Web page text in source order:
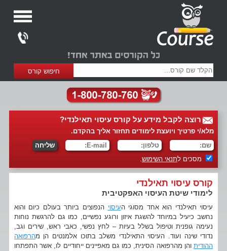
רוצה לקבל מידע על קורס עיסוי תאילנדי?
מלא/י פרטיך ויועצת לימודים תחזור אליך בהקדם.
מסכים לתנאי השימוש.
קורס עיסוי תאילנדי
לימודי שיטת העיסוי האפקטיבית
עיסוי תאילנדי הוא אחד מסוגי העיסוי הנפוצים ביותר בעולם כיום והוא
נחשב כיעיל במיוחד להשגת איזון ורוגע נפשיים, כמו גם להרגשת נוחות
נעימה גופנית וטיפול בשלל בעיות – לחץ נפשי, כאבי ראש, שירים וגב,
נדודי שינה ועוד. העיסוי התאילנדי משלב בתוכו אלמנטים הן מהרפואה
ההודיתוהן מהרפואה הסינית, כמו גם מאפיינים ייחודיים לו, אשר התפתחו